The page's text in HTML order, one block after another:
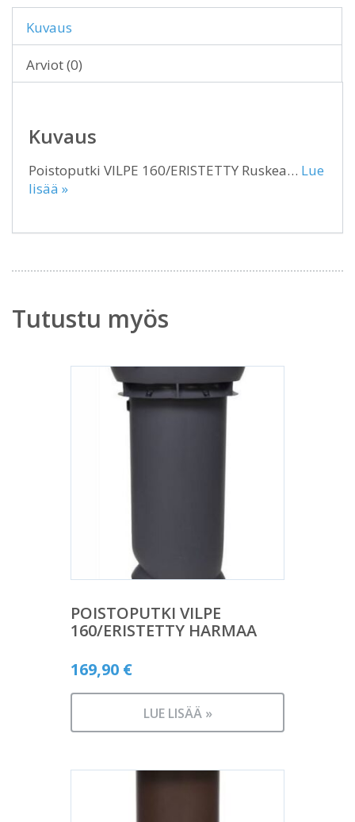
Kuvaus
Arviot (0)
Kuvaus
Poistoputki VILPE 160/ERISTETTY Ruskea… Lue
lisää »
Tutustu myös
POISTOPUTKI VILPE
160/ERISTETTY HARMAA
169,90 €
LUE LISÄÄ »